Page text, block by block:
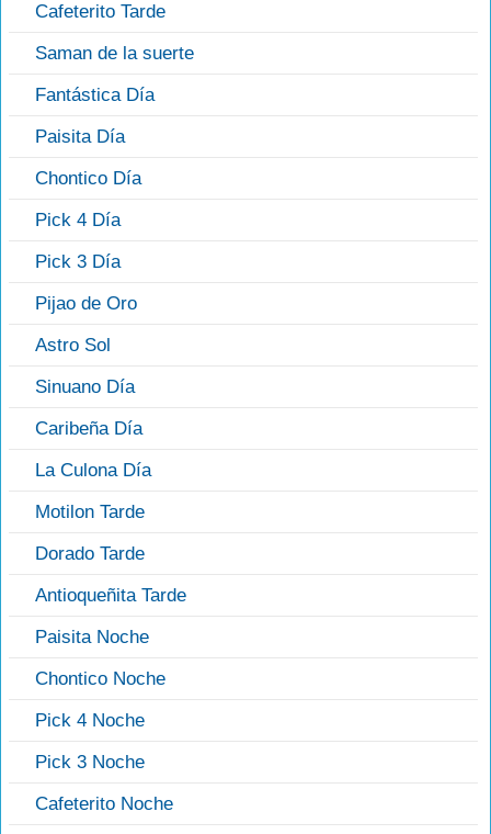
Cafeterito Tarde
Saman de la suerte
Fantástica Día
Paisita Día
Chontico Día
Pick 4 Día
Pick 3 Día
Pijao de Oro
Astro Sol
Sinuano Día
Caribeña Día
La Culona Día
Motilon Tarde
Dorado Tarde
Antioqueñita Tarde
Paisita Noche
Chontico Noche
Pick 4 Noche
Pick 3 Noche
Cafeterito Noche